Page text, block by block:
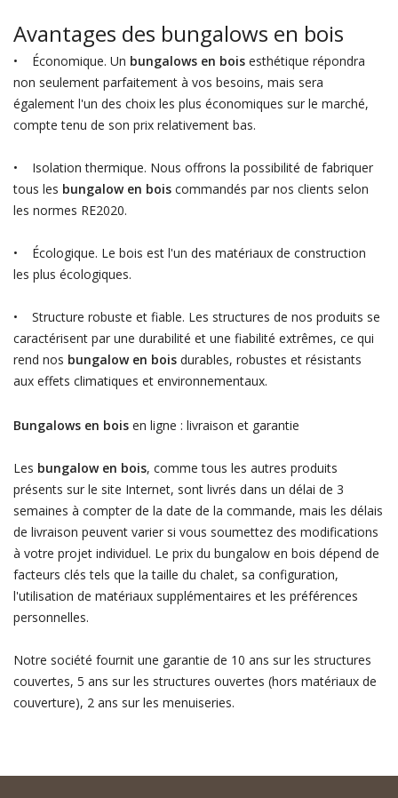
Avantages des bungalows en bois
• Économique. Un bungalows en boisesthétique répondra
non seulement parfaitement à vos besoins, mais sera
également l'un des choix les plus économiques sur le marché,
compte tenu de son prix relativement bas.
• Isolation thermique. Nous offrons la possibilité de fabriquer
tous les bungalow en boiscommandés par nos clients selon
les normes RE2020.
• Écologique. Le bois est l'un des matériaux de construction
les plus écologiques.
• Structure robuste et fiable. Les structures de nos produits se
caractérisent par une durabilité et une fiabilité extrêmes, ce qui
rend nos bungalow en bois durables, robustes et résistants
aux effets climatiques et environnementaux.
Bungalows en boisen ligne : livraison et garantie
Les bungalow en bois, comme tous les autres produits
présents sur le site Internet, sont livrés dans un délai de 3
semaines à compter de la date de la commande, mais les délais
de livraison peuvent varier si vous soumettez des modifications
à votre projet individuel. Le prix du bungalow en bois dépend de
facteurs clés tels que la taille du chalet, sa configuration,
l'utilisation de matériaux supplémentaires et les préférences
personnelles.
Notre société fournit une garantie de 10 ans sur les structures
couvertes, 5 ans sur les structures ouvertes (hors matériaux de
couverture), 2 ans sur les menuiseries.